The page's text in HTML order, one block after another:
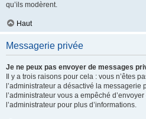
qu’ils modèrent.
Haut
Messagerie privée
Je ne peux pas envoyer de messages
Il y a trois raisons pour cela : vous n’êtes
l’administrateur a désactivé la messagerie
l’administrateur vous a empêché
l’administrateur pour plus d’informations.